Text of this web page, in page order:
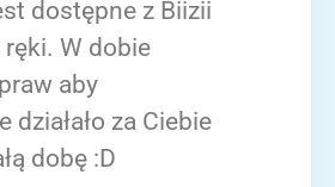
dostępne z Biizii
W dobie
aby
za Ciebie
dobę :D